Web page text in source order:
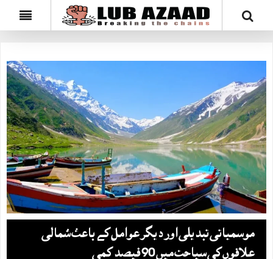
موسمیاتی تبدیلی اور دیگر عوامل کے باعث شمالی
علاقوں کی سیاحت میں 90 فیصد کمی